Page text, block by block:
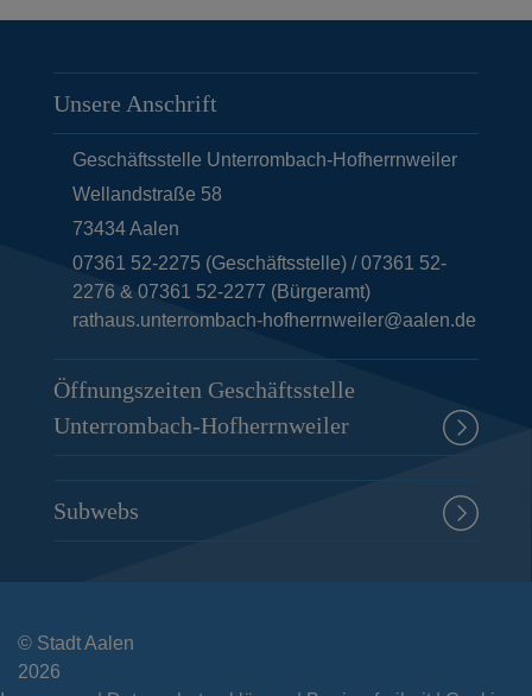
Unsere Anschrift
Geschäftsstelle Unterrombach-Hofherrnweiler
Wellandstraße 58
73434Aalen
07361 52-2275 (Geschäftsstelle) / 07361 52-
2276 & 07361 52-2277 (Bürgeramt)
rathaus.unterrombach-hofherrnweiler@aalen.de
Öffnungszeiten Geschäftsstelle
Unterrombach-Hofherrnweiler
Subwebs
© Stadt Aalen
2026